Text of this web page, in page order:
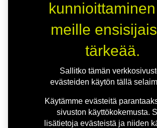
meille
tärkeää.
Sallitko tämän
evästeiden käytön tällä
Käytämme evästeitä
sivuston käyttökokemusta.
lisätietoja evästeistä ja niiden